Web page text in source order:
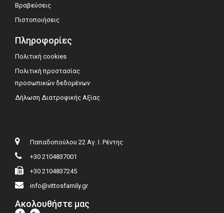
Βραβεύσεις
Πιστοποιήσεις
Πληροφορίες
Πολιτική cookies
Πολιτική προστασίας
προσωπικών δεδομένων
Δήλωση Διατροφικής Αξίας
Παπαδοπούλου 22 Αγ. Ι. Ρέντης
+30 2104837001
+30 2104837245
info@vittosfamily.gr
Ακολουθήστε μας